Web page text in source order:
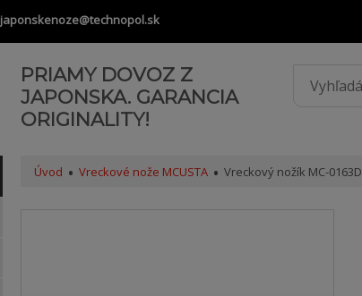
japonskenoze@technopol.sk
PRIAMY DOVOZ Z
JAPONSKA. GARANCIA
ORIGINALITY!
Úvod Vreckové nože MCUSTA Vreckový nožík MC-0163D